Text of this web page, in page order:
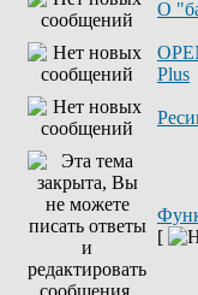
О
Plus
[